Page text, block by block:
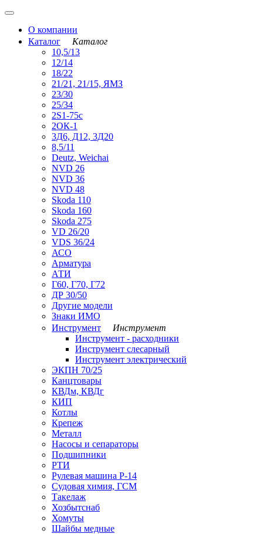
О компании
Каталог
Каталог
10,5/13
12/14
18/22
21/21, 21/15, ЯМЗ
23/30
25/34
2S1-75с
2ОК-1
3Д6, Д12, 3Д20
8,5/11
Deutz, Weichai
NVD 26
NVD 36
NVD 48
Skoda 110
Skoda 160
Skoda 275
VD 26/20
VDS 36/24
АСО
Арматура
АТИ
Г60, Г70, Г72
ДР 30/50
Другие модели
Знаки ИМО
Инструмент
Инструмент
Инструмент - расходники
Инструмент слесарный
Инструмент электрический
ЭКПН 70/25
Канцтовары
КВДм, КВДг
КИП
Котлы
Крепеж
Металл
Насосы и сепараторы
Подшипники
РТИ
Рулевая машина Р-14
Судовая химия, ГСМ
Такелаж
Хозбытснаб
Хомуты
Шайбы медные